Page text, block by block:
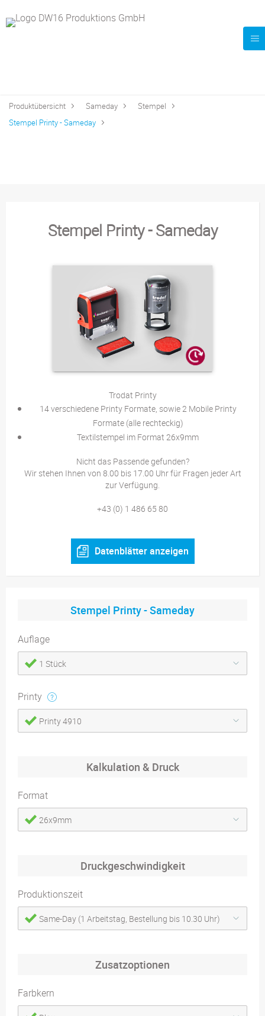
Produktübersicht Sameday
Stempel
Stempel Printy - Sameday
Stempel Printy - Sameday
Trodat Printy
14 verschiedene Printy Formate, sowie 2 Mobile Printy
Formate (alle rechteckig)
Textilstempel im Format 26x9mm
​Nicht das Passende gefunden?
Wir stehen Ihnen von 8.00 bis 17.00 Uhr für Fragen jeder Art
zur Verfügung.
+43 (0) 1 486 65 80
Datenblätter anzeigen
Stempel Printy - Sameday
Auflage
1 Stück
Printy
Printy 4910
Kalkulation & Druck
Format
26x9mm
Druckgeschwindigkeit
Produktionszeit
Same-Day (1 Arbeitstag, Bestellung bis 10.30 Uhr)
Zusatzoptionen
Farbkern